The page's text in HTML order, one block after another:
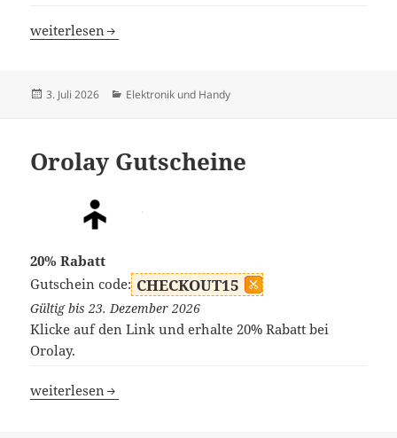
AGM Mobile Gutscheine
weiterlesen
Veröffentlicht
3. Juli 2026 Kategorien
Elektronik und Handy
Orolay Gutscheine
20% Rabatt
Gutschein code: CHECKOUT15
Gültig bis 23. Dezember 2026
Klicke auf den Link und erhalte 20% Rabatt bei
Orolay.
Orolay Gutscheine
weiterlesen